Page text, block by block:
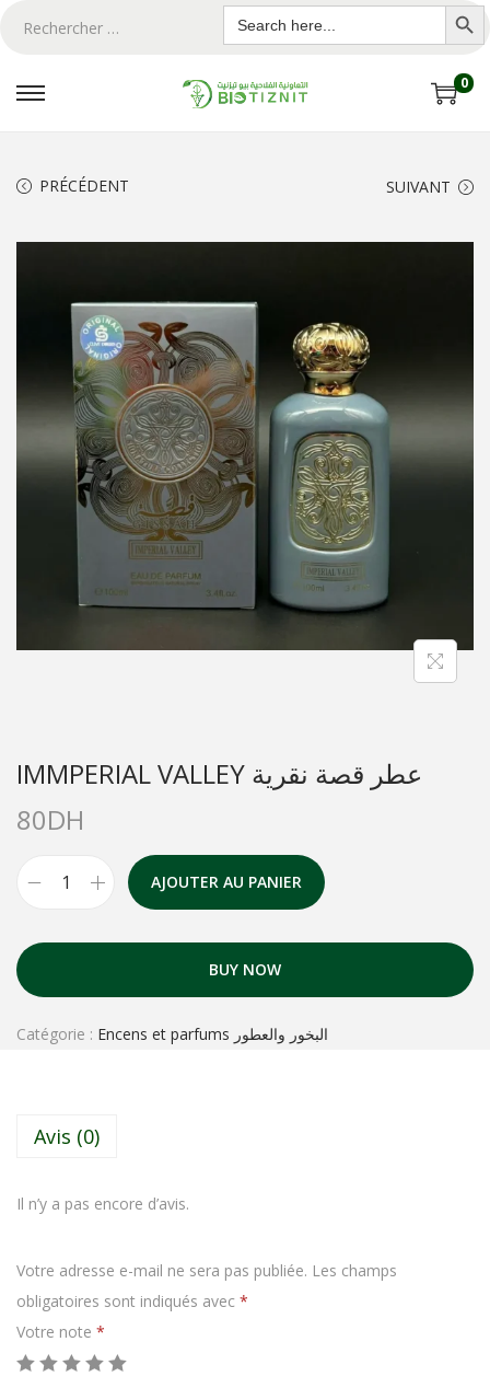
Search
for:
0
PRÉCÉDENT SUIVANT
IMMPERIAL VALLEY عطر قصة نقرية
80DH
AJOUTER AU PANIER
BUY NOW
Catégorie : Encens et parfums البخور والعطور
Avis (0)
Il n’y a pas encore d’avis.
Votre adresse e-mail ne sera pas publiée. Les champs
obligatoires sont indiqués avec *
Votre note *